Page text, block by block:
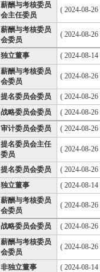
薪酬与考核委员
会主任委员
( 2024-08-
薪酬与考核委员
会委员
( 2024-08-
独立董事
( 2024-08-
薪酬与考核委员
会委员
( 2024-08-
提名委员会委员
( 2024-08-
战略委员会委员
( 2024-08-
审计委员会委员
( 2024-08-
提名委员会主任
委员
( 2024-08-
提名委员会委员
( 2024-08-
独立董事
( 2024-08-
薪酬与考核委员
会委员
( 2024-08-
战略委员会委员
( 2024-08-
薪酬与考核委员
会委员
( 2024-08-
非独立董事 ( 2024-08-